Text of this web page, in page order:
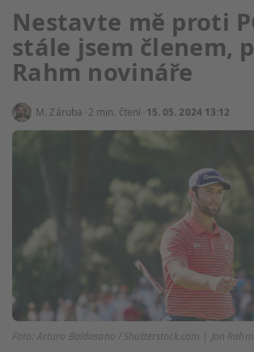
Nestavte mě proti
stále jsem členem,
Rahm novináře
M. Záruba 2 min. čtení 15. 05. 2024 13:12
Foto: Arturo Baldasano / Shutterstock.com | Jon Rahm